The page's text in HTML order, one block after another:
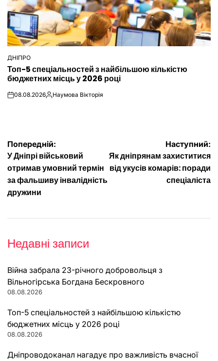
ОПУБЛІКУВАТИ
ДНІПРО
Топ-5 спеціальностей з найбільшою кількістю
бюджетних місць у 2026 році
on08.08.2026Опубліковано
Наумова Вікторія
Навігація
записів
Попередній:
У Дніпрі військовий
отримав умовний термін
за фальшиву інвалідність
дружини
Наступний:
Як дніпрянам захиститися
від укусів комарів: поради
спеціаліста
Недавні записи
Війна забрала 23-річного добровольця з
Вільногірська Богдана Бескровного
08.08.2026
Топ-5 спеціальностей з найбільшою кількістю
бюджетних місць у 2026 році
08.08.2026
Дніпроводоканал нагадує про важливість вчасної